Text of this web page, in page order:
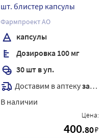
шт. блистер капсулы
Фармпроект АО
капсулы
Дозировка 100 мг
30 шт в уп.
Доставим в аптекузавтра
В наличии
Цена:
400.80₽